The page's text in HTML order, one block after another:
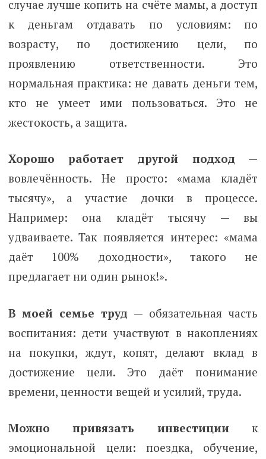
случае лучше копить на счёте мамы, а доступ
к деньгам отдавать по условиям: по
возрасту, по достижению цели, по
проявлению ответственности. Это
нормальная практика: не давать деньги тем,
кто не умеет ими пользоваться. Это не
жестокость, а защита.
Хорошо работает другой подход —
вовлечённость. Не просто: «мама кладёт
тысячу», а участие дочки в процессе.
Например: она кладёт тысячу — вы
удваиваете. Так появляется интерес: «мама
даёт 100% доходности», такого не
предлагает ни один рынок!».
В моей семье труд — обязательная часть
воспитания: дети участвуют в накоплениях
на покупки, ждут, копят, делают вклад в
достижение цели. Это даёт понимание
времени, ценности вещей и усилий, труда.
Можно привязать инвестициик
эмоциональной цели: поездка, обучение,